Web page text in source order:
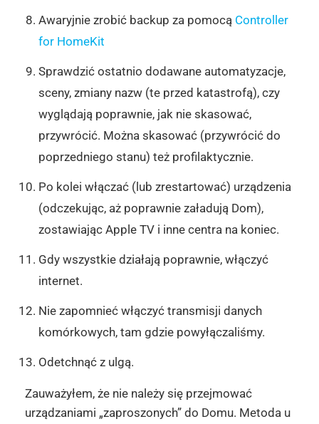
Awaryjnie zrobić backup za pomocą Controller
for HomeKit
Sprawdzić ostatnio dodawane automatyzacje,
sceny, zmiany nazw (te przed katastrofą), czy
wyglądają poprawnie, jak nie skasować,
przywrócić. Można skasować (przywrócić do
poprzedniego stanu) też profilaktycznie.
Po kolei włączać (lub zrestartować) urządzenia
(odczekując, aż poprawnie załadują Dom),
zostawiając Apple TV i inne centra na koniec.
Gdy wszystkie działają poprawnie, włączyć
internet.
Nie zapomnieć włączyć transmisji danych
komórkowych, tam gdzie powyłączaliśmy.
Odetchnąć z ulgą.
Zauważyłem, że nie należy się przejmować
urządzaniami „zaproszonych” do Domu. Metoda u